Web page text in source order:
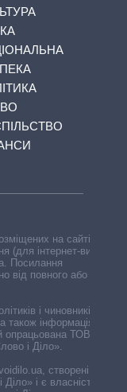
на сайті,
(для інтернет-видань
Посилання
від повного або
і чиновників,
інформація про
опрацьована ТОВ «ІА
і Діло».
створені ГО
і є власністю